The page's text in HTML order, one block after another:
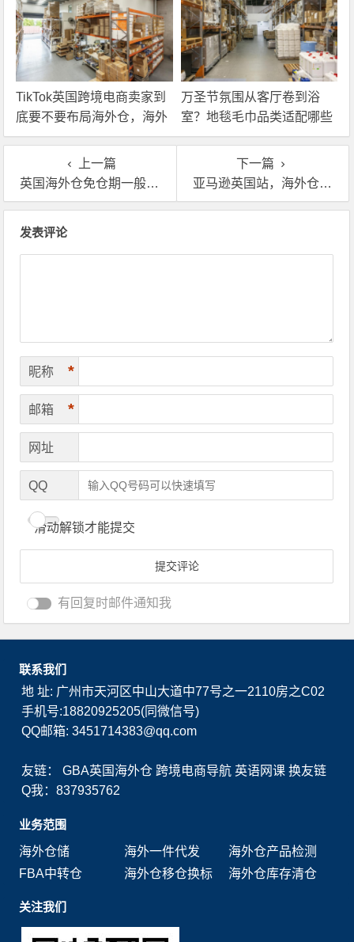
TikTok英国跨境电商卖家到
底要不要布局海外仓，海外
仓优势分析！
万圣节氛围从客厅卷到浴
室？地毯毛巾品类适配哪些
海外仓服务？
上一篇
英国海外仓免仓期一般多久啊？仓储费怎么算呢？
下一篇
亚马逊英国站，海外仓中转收费标准给你说清楚了
发表评论
昵称 *
邮箱 *
网址
QQ
滑动解锁才能提交
有回复时邮件通知我
联系我们
地 址: 广州市天河区中山大道中77号之一2110房之C02
手机号:18820925205(同微信号)
QQ邮箱: 3451714383@qq.com
友链：GBA英国海外仓 跨境电商导航 英语网课 换友链
Q我：837935762
业务范围
海外仓储
海外一件代发
海外仓产品检测
FBA中转仓
海外仓移仓换标 海外仓库存清仓
关注我们